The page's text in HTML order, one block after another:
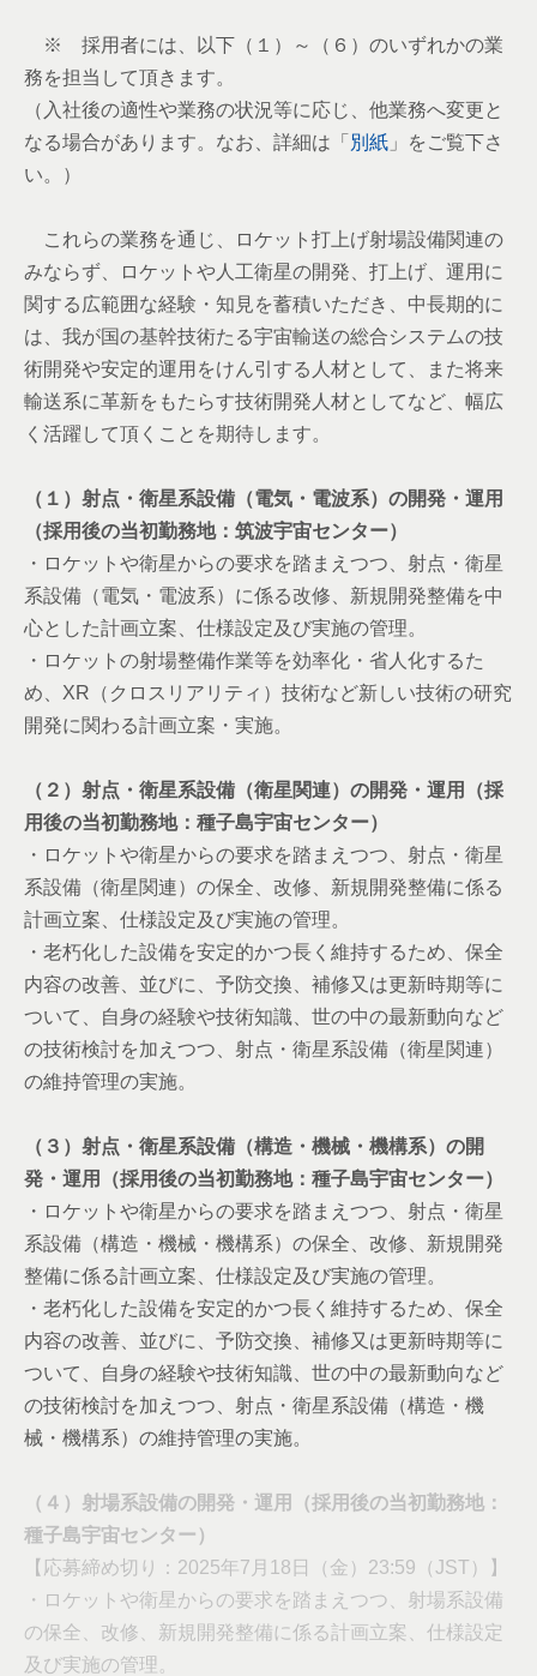
※ 採用者には、以下（１）～（６）のいずれかの業
務を担当して頂きます。
（入社後の適性や業務の状況等に応じ、他業務へ変更と
なる場合があります。 なお、詳細は「 別紙 」をご覧下さ
い。）
これらの業務を通じ、ロケット打上げ射場設備関連の
みならず、ロケットや人工衛星の開発、打上げ、運用に
関する広範囲な経験・知見を蓄積いただき、中長期的に
は、我が国の基幹技術たる宇宙輸送の総合システムの技
術開発や安定的運用をけん引する人材として、また将来
輸送系に革新をもたらす技術開発人材としてなど、幅広
く活躍して頂くことを期待します。
（１）射点・衛星系設備（電気・電波系）の開発・運用
（採用後の当初勤務地：筑波宇宙センター）
・ロケットや衛星からの要求を踏まえつつ、射点・衛星
系設備（電気・電波系）に係る改修、新規開発整備を中
心とした計画立案、仕様設定及び実施の管理。
・ロケットの射場整備作業等を効率化・省人化するた
め、XR（クロスリアリティ）技術など新しい技術の研究
開発に関わる計画立案・実施。
（２）射点・衛星系設備（衛星関連）の開発・運用（採
用後の当初勤務地：種子島宇宙センター）
・ロケットや衛星からの要求を踏まえつつ、射点・衛星
系設備（衛星関連）の保全、改修、新規開発整備に係る
計画立案、仕様設定及び実施の管理。
・老朽化した設備を安定的かつ長く維持するため、保全
内容の改善、並びに、予防交換、補修又は更新時期等に
ついて、自身の経験や技術知識、世の中の最新動向など
の技術検討を加えつつ、射点・衛星系設備（衛星関連）
の維持管理の実施。
（３）射点・衛星系設備（構造・機械・機構系）の開
発・運用（採用後の当初勤務地：種子島宇宙センター）
・ロケットや衛星からの要求を踏まえつつ、射点・衛星
系設備（構造・機械・機構系）の保全、改修、新規開発
整備に係る計画立案、仕様設定及び実施の管理。
・老朽化した設備を安定的かつ長く維持するため、保全
内容の改善、並びに、予防交換、補修又は更新時期等に
ついて、自身の経験や技術知識、世の中の最新動向など
の技術検討を加えつつ、射点・衛星系設備（構造・機
械・機構系）の維持管理の実施。
（４）射場系設備の開発・運用（採用後の当初勤務地：
種子島宇宙センター）
【応募締め切り：2025年7月18日（金）23:59（JST）】
・ロケットや衛星からの要求を踏まえつつ、射場系設備
の保全、改修、新規開発整備に係る計画立案、仕様設定
及び実施の管理。